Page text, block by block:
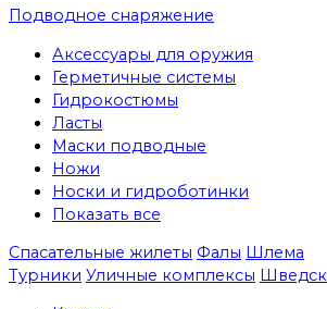
Подводное снаряжение
Аксессуары для оружия
Герметичные системы
Гидрокостюмы
Ласты
Маски подводные
Ножи
Носки и гидроботинки
Показать все
Спасательные жилеты Фалы Шлема
Турники Уличные комплексы